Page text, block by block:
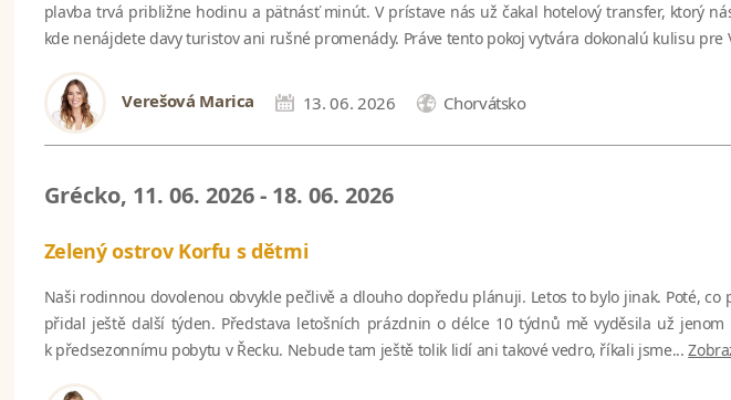
plavba trvá približne hodinu a pätnásť minút. V prístave nás už čakal hotelový transfer, ktorý
kde nenájdete davy turistov ani rušné promenády. Práve tento pokoj vytvára dokonalú kulisu pre
Verešová Marica 13. 06. 2026 Chorvátsko
Grécko, 11. 06. 2026 - 18. 06. 2026
Zelený ostrov Korfu s dětmi
Naši rodinnou dovolenou obvykle pečlivě a dlouho dopředu plánuji. Letos to bylo jinak. Poté,
přidal ještě další týden. Představa letošních prázdnin o délce 10 týdnů mě vyděsila už
k předsezonnímu pobytu v Řecku. Nebude tam ještě tolik lidí ani takové vedro, říkali jsme...